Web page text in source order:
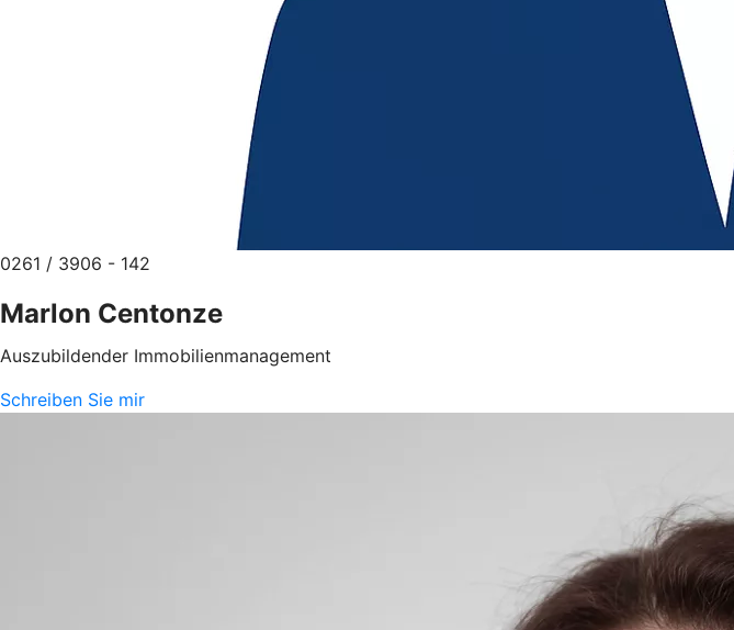
0261 / 3906 - 142
Marlon Centonze
Auszubildender Immobilienmanagement
Schreiben Sie mir